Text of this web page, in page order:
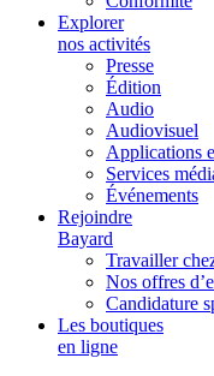
Explorer
nos activités
Presse
Édition
Audio
Audiovisuel
Applications
Services
Événements
Rejoindre
Bayard
Travailler
Nos offres
Candidature
Les boutiques
en ligne